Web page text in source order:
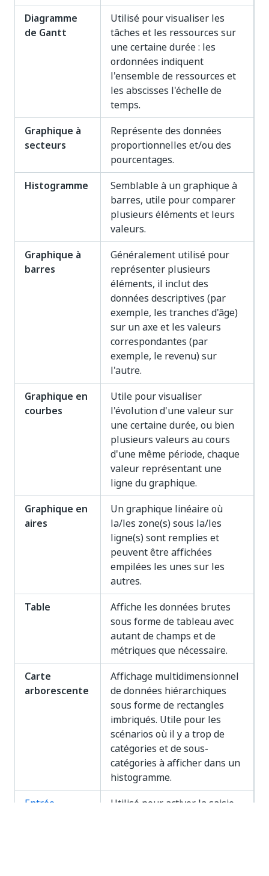
Diagramme
de Gantt
Utilisé pour visualiser les
tâches et les ressources sur
une certaine durée : les
ordonnées indiquent
l'ensemble de ressources et
les abscisses l'échelle de
temps.
Graphique à
secteurs
Représente des données
proportionnelles et/ou des
pourcentages.
Histogramme
Semblable à un graphique à
barres, utile pour comparer
plusieurs éléments et leurs
valeurs.
Graphique à
barres
Généralement utilisé pour
représenter plusieurs
éléments, il inclut des
données descriptives (par
exemple, les tranches d'âge)
sur un axe et les valeurs
correspondantes (par
exemple, le revenu) sur
l'autre.
Graphique en
courbes
Utile pour visualiser
l'évolution d'une valeur sur
une certaine durée, ou bien
plusieurs valeurs au cours
d'une même période, chaque
valeur représentant une
ligne du graphique.
Graphique en
aires
Un graphique linéaire où
la/les zone(s) sous la/les
ligne(s) sont remplies et
peuvent être affichées
empilées les unes sur les
autres.
Table
Affiche les données brutes
sous forme de tableau avec
autant de champs et de
métriques que nécessaire.
Carte
arborescente
Affichage multidimensionnel
de données hiérarchiques
sous forme de rectangles
imbriqués. Utile pour les
scénarios où il y a trop de
catégories et de sous-
catégories à afficher dans un
histogramme.
Entrée
Utilisé pour activer la saisie